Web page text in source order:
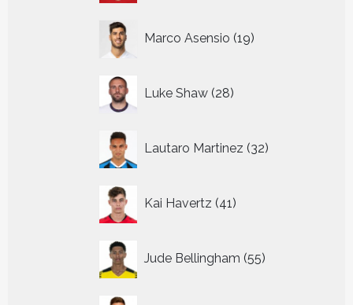
Marco Asensio 19
producten
Luke Shaw 28
producten
Lautaro Martinez 32
producten
Kai Havertz 41
producten
Jude Bellingham 55
producten